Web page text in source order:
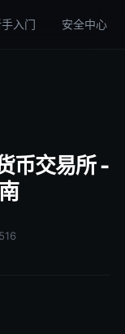
入门 安全中心
币交易所 -